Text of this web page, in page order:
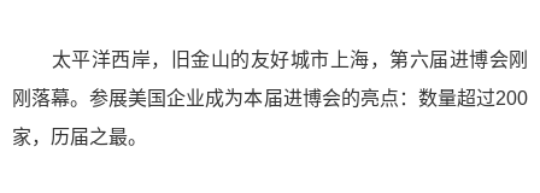
太平洋西岸，旧金山的友好城市上海，第六届进博会刚
刚落幕。参展美国企业成为本届进博会的亮点：数量超过200
家，历届之最。